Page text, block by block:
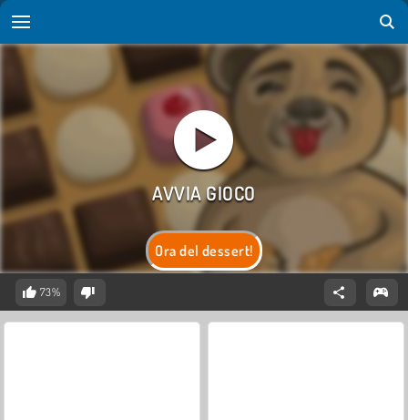
Ora del dessert!
73%